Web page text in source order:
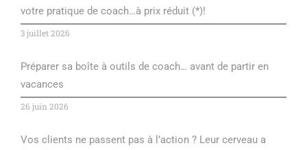
votre pratique de coach…à prix réduit (*)!
3 juillet 2026
Préparer sa boîte à outils de coach… avant de partir en
vacances
26 juin 2026
Vos clients ne passent pas à l’action ? Leur cerveau a